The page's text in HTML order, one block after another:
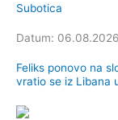
Subotica
Datum: 06.08.2026
Feliks ponovo na
vratio se iz Libana